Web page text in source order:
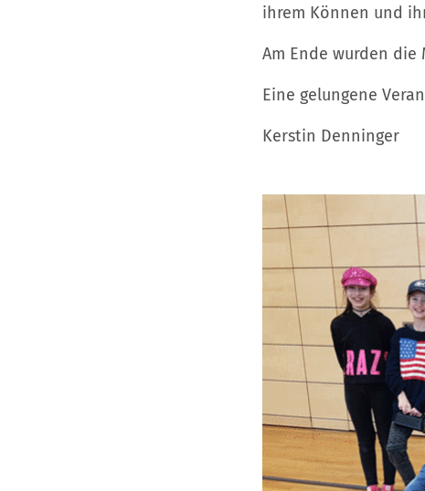
ihrem Können und
Am Ende wurden
Eine gelungene
Kerstin Denninger